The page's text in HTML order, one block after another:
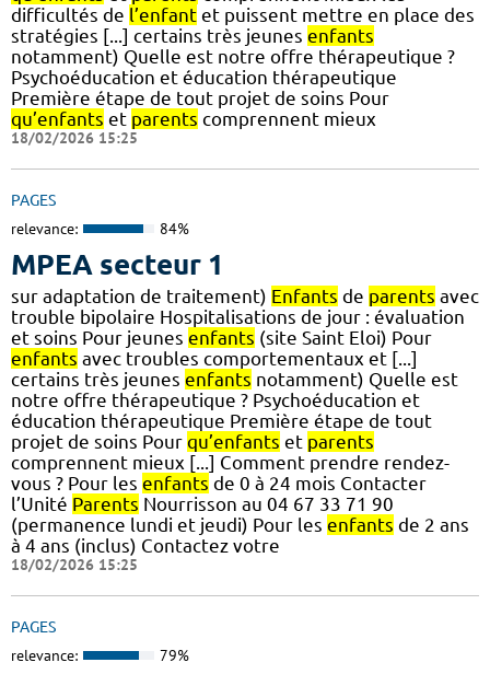
difficultés de l’enfant et puissent mettre en place des
stratégies [...] certains très jeunes enfants
notamment) Quelle est notre offre thérapeutique ?
Psychoéducation et éducation thérapeutique
Première étape de tout projet de soins Pour
qu’enfants et parents comprennent mieux
18/02/2026 15:25
PAGES
relevance: 84%
MPEA secteur 1
sur adaptation de traitement) Enfants de parents avec
trouble bipolaire Hospitalisations de jour : évaluation
et soins Pour jeunes enfants (site Saint Eloi) Pour
enfants avec troubles comportementaux et [...]
certains très jeunes enfants notamment) Quelle est
notre offre thérapeutique ? Psychoéducation et
éducation thérapeutique Première étape de tout
projet de soins Pour qu’enfants et parents
comprennent mieux [...] Comment prendre rendez-
vous ? Pour les enfants de 0 à 24 mois Contacter
l’Unité Parents Nourrisson au 04 67 33 71 90
(permanence lundi et jeudi) Pour les enfants de 2 ans
à 4 ans (inclus) Contactez votre
18/02/2026 15:25
PAGES
relevance: 79%